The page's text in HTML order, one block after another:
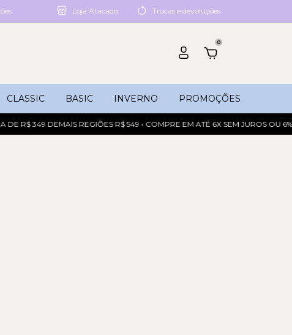
Loja Atacado Trocas e devoluções
0
CLASSIC BASIC INVERNO PROMOÇÕES
R$ 349 DEMAIS REGIÕES R$ 549 • COMPRE EM ATÉ 6X SEM JUROS OU